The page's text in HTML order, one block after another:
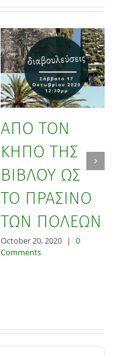
ΑΠΟ ΤΟΝ
ΚΗΠΟ ΤΗΣ
ΒΙΒΛΟΥ ΩΣ
ΤΟ ΠΡΑΣΙΝΟ
ΤΩΝ ΠΟΛΕΩΝ
October 20, 2020 |
0
Comments